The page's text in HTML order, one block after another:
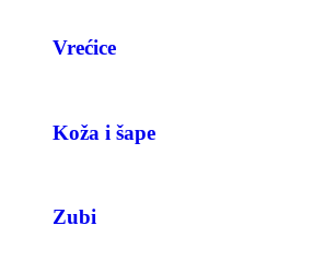
Vrećice
Koža i šape
Zubi